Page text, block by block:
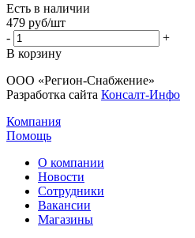
Есть в наличии
479 руб/шт
-
+
В корзину
ООО «Регион-Снабжение»
Разработка сайта Консалт-Инфо
Компания
Помощь
О компании
Новости
Сотрудники
Вакансии
Магазины